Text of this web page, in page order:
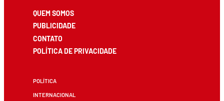
QUEM SOMOS
PUBLICIDADE
CONTATO
POLÍTICA DE PRIVACIDADE
POLÍTICA
INTERNACIONAL